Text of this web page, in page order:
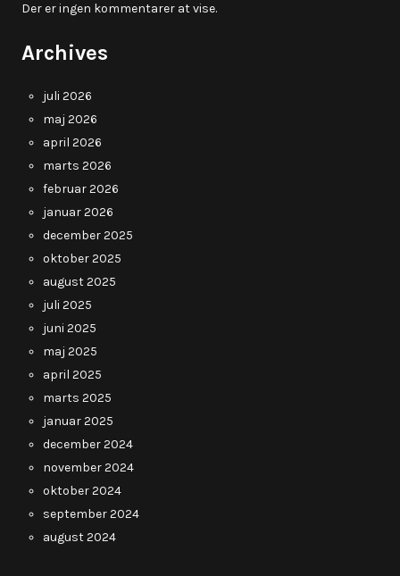
Der er ingen kommentarer at vise.
Archives
juli 2026
maj 2026
april 2026
marts 2026
februar 2026
januar 2026
december 2025
oktober 2025
august 2025
juli 2025
juni 2025
maj 2025
april 2025
marts 2025
januar 2025
december 2024
november 2024
oktober 2024
september 2024
august 2024